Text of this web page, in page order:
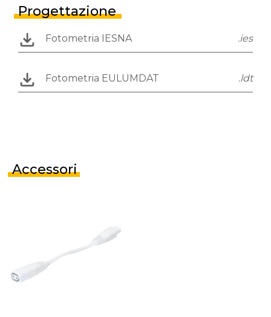
Progettazione
Fotometria IESNA .ies
Fotometria EULUMDAT .ldt
Accessori